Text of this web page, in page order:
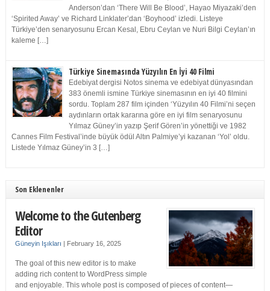
Anderson’dan ‘There Will Be Blood’, Hayao Miyazaki’den
‘Spirited Away’ ve Richard Linklater’dan ‘Boyhood’ izledi. Listeye
Türkiye’den senaryosunu Ercan Kesal, Ebru Ceylan ve Nuri Bilgi Ceylan’ın
kaleme […]
Türkiye Sinemasında Yüzyılın En İyi 40 Filmi
Edebiyat dergisi Notos sinema ve edebiyat dünyasından
383 önemli ismine Türkiye sinemasının en iyi 40 filmini
sordu. Toplam 287 film içinden ‘Yüzyılın 40 Filmi’ni seçen
aydınların ortak kararına göre en iyi film senaryosunu
Yılmaz Güney’in yazıp Şerif Gören’in yönettiği ve 1982
Cannes Film Festival’inde büyük ödül Altın Palmiye’yi kazanan ‘Yol’ oldu.
Listede Yılmaz Güney’in 3 […]
Son Eklenenler
Welcome to the Gutenberg
Editor
Güneyin Işıkları | February 16, 2025
The goal of this new editor is to make
adding rich content to WordPress simple
and enjoyable. This whole post is composed of pieces of content—